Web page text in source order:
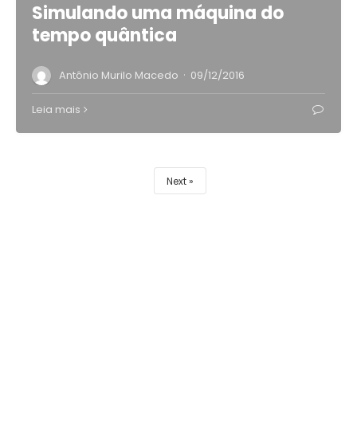
Simulando uma máquina do
tempo quântica
Antônio Murilo Macedo · 09/12/2016
Leia mais
Next